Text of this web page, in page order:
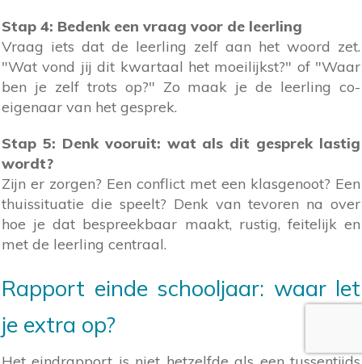
Stap 4: Bedenk een vraag voor de leerling
Vraag iets dat de leerling zelf aan het woord zet.
"Wat vond jij dit kwartaal het moeilijkst?" of "Waar
ben je zelf trots op?" Zo maak je de leerling co-
eigenaar van het gesprek.
Stap 5: Denk vooruit: wat als dit gesprek lastig
wordt?
Zijn er zorgen? Een conflict met een klasgenoot? Een
thuissituatie die speelt? Denk van tevoren na over
hoe je dat bespreekbaar maakt, rustig, feitelijk en
met de leerling centraal.
Rapport einde schooljaar: waar let
je extra op?